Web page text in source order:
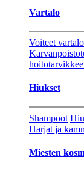
Vartalo
Voiteet
Hiukset
Shampoot
Harjat ja
Miesten